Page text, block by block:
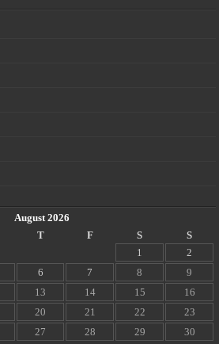
August 2026
T F S
S
1
2
6 7 8
9
13 14 15
16
20 21 22
23
27 28 29
30